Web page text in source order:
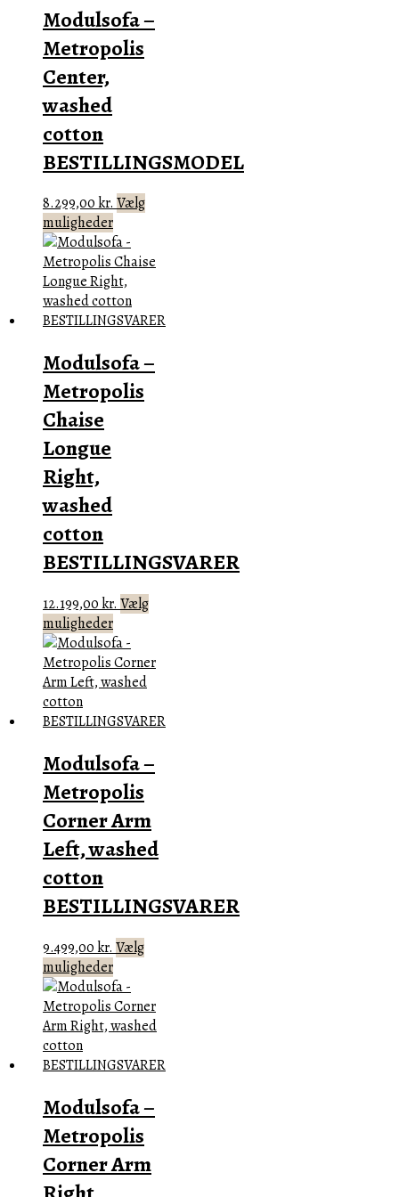
Modulsofa –
Metropolis
Center,
washed
cotton
BESTILLINGSMODEL
8.299,00kr.Vælg
mulighederDette
vare
har
flere
varianter.
Mulighederne
vælges
på
varesiden
Modulsofa –
Metropolis
Chaise
Longue
Right,
washed
cotton
BESTILLINGSVARER
12.199,00kr. Vælg
mulighederDette
vare
har
flere
Mulighederne
vælges
på
varesiden
Modulsofa –
Metropolis
Corner Arm
Left, washed
cotton
BESTILLINGSVARER
9.499,00kr. Vælg
mulighederDette
vare
har
flere
Mulighederne
vælges
på
varesiden
Modulsofa –
Metropolis
Corner Arm